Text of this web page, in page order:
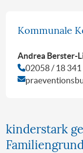
Kommunale
Andrea Berster-
02058 / 18 341
kinderstark